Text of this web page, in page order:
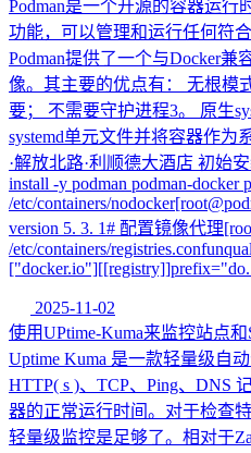
Podman是一个开源的容器运行
功能，可以管理和运行任何符
Podman提供了一个与Docker
像。其主要的优点有： 无根模
要； 不需要守护进程3。 原生
systemd单元文件并将容器作为
·解放北路·利顺德大酒店 初始
install -y podman podman-docker
/etc/containers/
version 5. 3. 1# 配置镜像代理
/etc/containers/
2025-11-02
使用UPtime-Kuma来监控站点和
Uptime Kuma 是一款轻量级自
HTTP( s )、TCP、Ping、DNS
器的正常运行时间。对于检查
轻量级监控是足够了。相对于